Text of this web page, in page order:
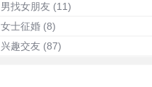
男找女朋友 (11)
女士征婚 (8)
兴趣交友 (87)